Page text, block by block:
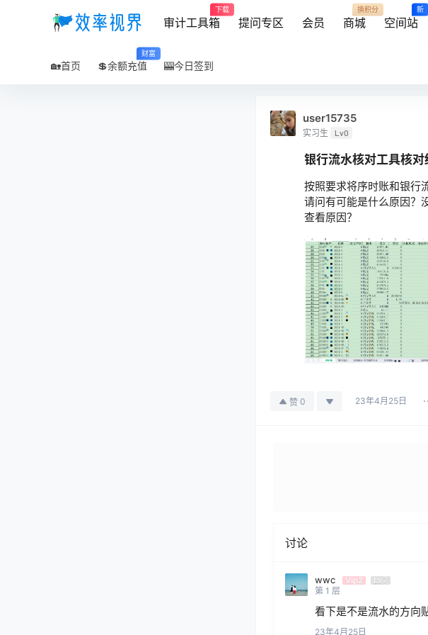
审计工具箱
下载
提问专区 会员 商城
换积分
空间站
新
🏡首页 💲余额充值
财富
🎰今日签到
user15735
实习生 Lv0
银行流水核对工具核对
按照要求将序时账和银行
请问有可能是什么原因？
查看原因？
赞 0 23年4月25日
讨论
wwc Vip2
Lv7
第 1 层
看下是不是流水的方向
23年4月25日